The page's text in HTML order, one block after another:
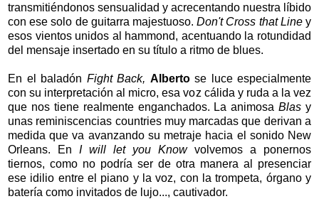
transmitiéndonos sensualidad y acrecentando nuestra líbido
con ese solo de guitarra majestuoso. Don't Cross that Line y
esos vientos unidos al hammond, acentuando la rotundidad
del mensaje insertado en su título a ritmo de blues.
En el baladón Fight Back, Albertose luce especialmente
con su interpretación al micro, esa voz cálida y ruda a la vez
que nos tiene realmente enganchados. La animosaBlas y
unas reminiscencias countries muy marcadas que derivan a
medida que va avanzando su metraje hacia el sonido New
Orleans. En I will let you Knowvolvemos a ponernos
tiernos, como no podría ser de otra manera al presenciar
ese idilio entre el piano y la voz, con la trompeta, órgano y
batería como invitados de lujo..., cautivador.